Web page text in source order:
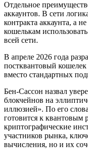
Отдельное
аккаунтов. В сети
контракта аккаунта, а
кошелькам
всей сети.
В апреле 2026 года
постквантовый
вместо стандартных
Бен-Сассон назвал
блокчейнов на
иллюзией». По его
готовится к квантовым
криптографические
участников рынка,
вычисления, но и их